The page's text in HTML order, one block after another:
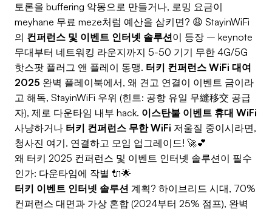
토론을 buffering 악몽으로 만들거나, 로밍 요금이
meyhane 무료 meze처럼 예산을 삼키면? 😩 StayinWiFi
의 컨퍼런스 및 이벤트 인터넷 솔루션이 등장 – keynote
무대부터 네트워킹 라운지까지 5-50 기기 무한 4G/5G
핫스팟 플러그 앤 플레이 동맹. 터키 컨퍼런스 WiFi 대여
2025 완벽 플레이북에서, 왜 견고 연결이 이벤트 금이라
고 해독, StayinWiFi 우위 (힌트: 공항 유일 무縫移交 공급
자), 제로 다운타임 내부 hack. 이스탄불 이벤트 휴대 WiFi
사냥하거나 터키 컨퍼런스 무한 WiFi 저울질 중이시라면,
청사진 여기. 연결하고 모임 업그레이드! 🚀💕
왜 터키 2025 컨퍼런스 및 이벤트 인터넷 솔루션이 필수
인가: 다운타임에 작별 🔌🌟
터키 이벤트 인터넷 솔루션 계획? 하이브리드 시대, 70%
컨퍼런스 대면과 가상 혼합 (2024부터 25% 점프), 완벽